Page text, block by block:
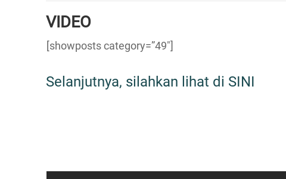
VIDEO
[showposts category=”49″]
Selanjutnya, silahkan lihat di SINI